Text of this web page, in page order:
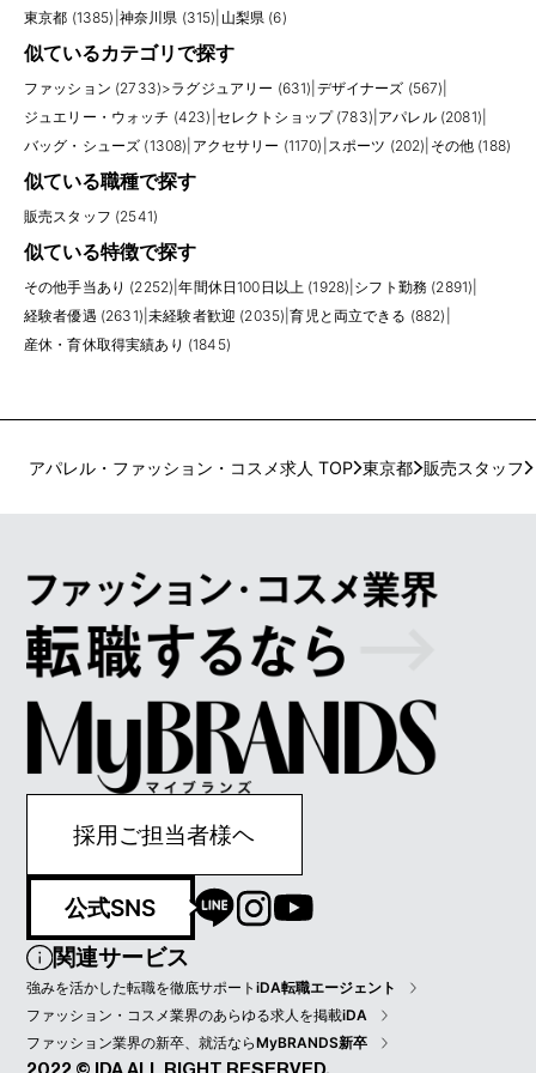
東京都 (1385) 神奈川県 (315) 山梨県 (6)
似ているカテゴリで探す
ファッション (2733)>ラグジュアリー (631) デザイナーズ (567)
ジュエリー・ウォッチ (423) セレクトショップ (783) アパレル (2081)
バッグ・シューズ (1308) アクセサリー (1170) スポーツ (202) その他 (188)
似ている職種で探す
販売スタッフ (2541)
似ている特徴で探す
その他手当あり (2252) |年間休日100日以上 (1928) シフト勤務 (2891)
経験者優遇 (2631) |未経験者歓迎 (2035) |育児と両立できる (882)
産休・育休取得実績あり (1845)
アパレル・ファッション・コスメ求人 TOP 東京都 販売スタッフ
採用ご担当者様ヘ
公式SNS
関連サービス
強みを活かした転職を徹底サポートiDA転職エージェント
ファッション・コスメ業界のあらゆる求人を掲載iDA
ファッション業界の新卒、就活ならMyBRANDS新卒